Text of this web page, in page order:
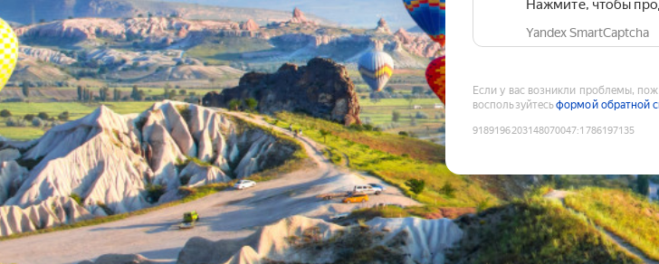
Нажмите, чтобы
Yandex SmartCaptcha
Если у вас возникли проблемы,
воспользуйтесьформой обратной
9189196203148070047:1786197135